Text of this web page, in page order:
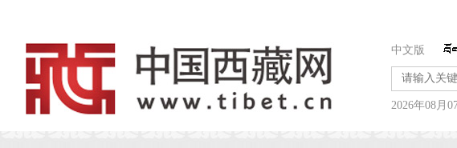
中文版
2026年08月